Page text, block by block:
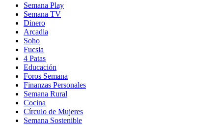
Semana Play
Semana TV
Dinero
Arcadia
Soho
in
new
window
Fucsia
in
new
window
4 Patas
Educación
Foros Semana
Finanzas Personales
Semana Rural
Cocina
Círculo de Mujeres
Semana Sostenible